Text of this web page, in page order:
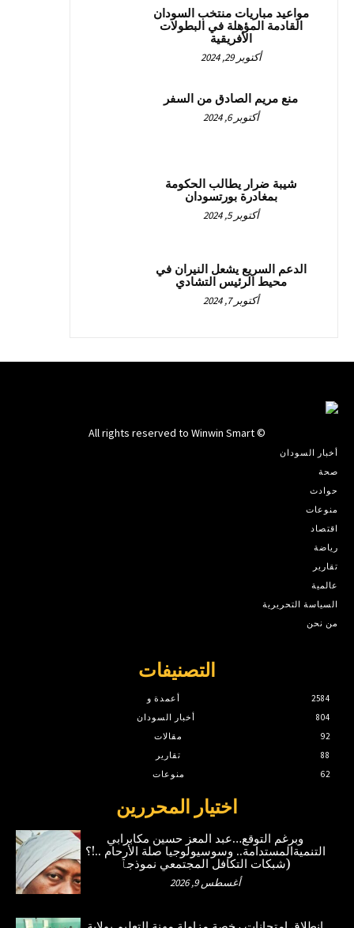
مواعيد مباريات منتخب السودان
القادمة المؤهلة في البطولات
الأفريقية
أكتوبر 29, 2024
منع مريم الصادق من السفر
أكتوبر 6, 2024
شيبة ضرار يطالب الحكومة
بمغادرة بورتسودان
أكتوبر 5, 2024
الدعم السريع يشعل النيران في
محيط الرئيس التشادي
أكتوبر 7, 2024
© All rights reserved to Winwin Smart
أخبار السودان
صحة
حوادث
منوعات
اقتصاد
رياضة
تقارير
عالمية
السياسة التحريرية
من نحن
التصنيفات
أعمدة و
2584
أخبار السودان
804
مقالات
92
تقارير
88
منوعات
62
اختيار المحررين
وبرغم التوقع…عبد المعز حسين مكابرابي
التنميةالمستدامة.. وسوسيولوجيا صلة الأرحام ..!؟
(شبكات التكافل المجتمعي نموذجٱ
أغسطس 9, 2026